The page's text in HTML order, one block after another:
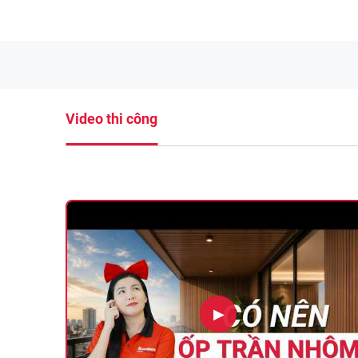
Video thi công
▶